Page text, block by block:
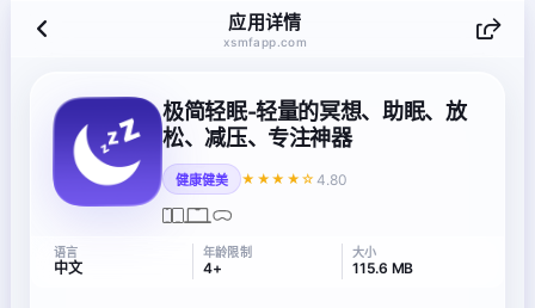
应用详情
xsmfapp.com
极简轻眠-轻量的冥想、助眠、放
松、减压、专注神器
健康健美 ★★★★☆ 4.80
语言
中文
年龄限制
4+
大小
115.6 MB